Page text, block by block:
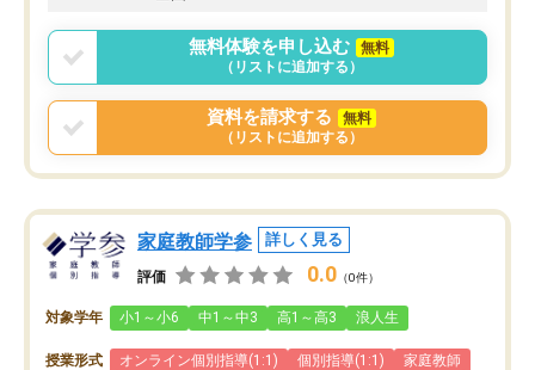
無料体験を申し込む
無料
（リストに追加する）
資料を請求する
無料
（リストに追加する）
家庭教師学参 詳しく見る
評価 0.0 （0件）
対象学年 小1～小6 中1～中3 高1～高3 浪人生
授業形式 オンライン個別指導(1:1) 個別指導(1:1) 家庭教師